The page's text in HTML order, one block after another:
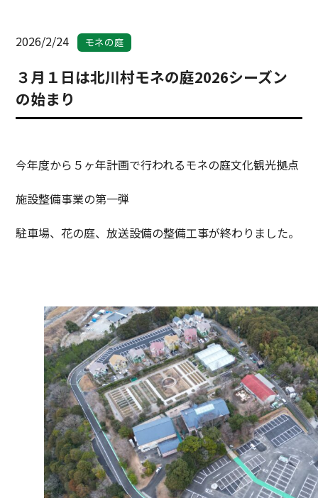
2026/2/24 モネの庭
３月１日は北川村モネの庭2026シーズン
の始まり
今年度から５ヶ年計画で行われるモネの庭文化観光拠点
施設整備事業の第一弾
駐車場、花の庭、放送設備の整備工事が終わりました。